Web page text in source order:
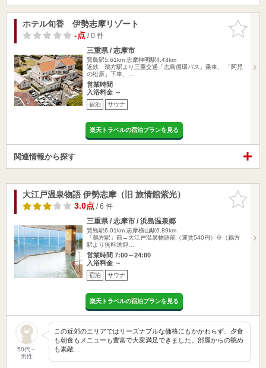
お気に入
りに追加
ホテル旬香 伊勢志摩リゾート
-点/ 0 件
三重県 / 志摩市
賢島駅5.61km 志摩神明駅4.43km
近鉄 鵜方駅より三重交通「志島循環バス」乗車、 「阿児
の松原」下車、…
営業時間
入浴料金 ～
宿泊 サウナ
楽天トラベルの宿泊プランを見る
関連情報から探す
お気に入
りに追加
大江戸温泉物語 伊勢志摩（旧 旅情館紫光）
3.0点/ 6 件
三重県 / 志摩市 / 浜島温泉郷
賢島駅6.01km 志摩横山駅6.89km
「鵜方駅」前→大江戸温泉物語前（運賃540円）※（鵜方
駅より無料送迎…
営業時間 7:00～24:00
入浴料金 ～
宿泊 サウナ
楽天トラベルの宿泊プランを見る
50代～
男性
この近郊のエリアではリーズナブルな価格にもかかわらず、夕食
も朝食もメニューも豊富で大変満足できました。部屋からの眺め
も素敵…